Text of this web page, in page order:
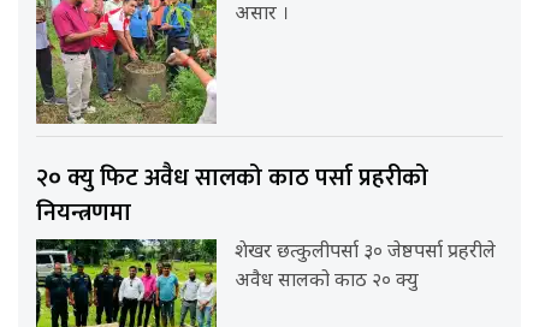
असार ।
२० क्यु फिट अवैध सालको काठ पर्सा प्रहरीको
नियन्त्रणमा
शेखर छत्कुलीपर्सा ३० जेष्ठपर्सा प्रहरीले
अवैध सालको काठ २० क्यु